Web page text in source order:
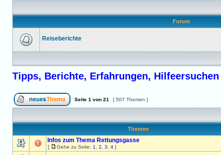
Forum
Reiseberichte
Tipps, Berichte, Erfahrungen, Hilfeersuchen
Seite 1 von 21 [ 507 Themen ]
Themen
Infos zum Thema Rettungsgasse
[ Gehe zu Seite: 1 2 3 4 ]